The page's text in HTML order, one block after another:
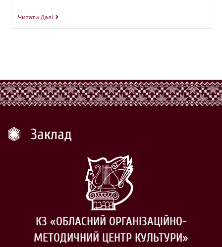
Читати Далі
Заклад
КЗ «ОБЛАСНИЙ ОРГАНІЗАЦІЙНО-
МЕТОДИЧНИЙ ЦЕНТР КУЛЬТУРИ»